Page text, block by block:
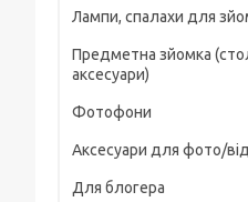
Фільтри, лінзи
Пропелери та захист
Зарядні пристрої
Скидання вантажу
Лампи, спалахи для
Предметна зйомка
аксесуари)
Предметні столи
Лайткуби (фотобокси)
Аксесуари для
Фотофони
Аксесуари для фото/
Фільтри, лінзи
Для блогера